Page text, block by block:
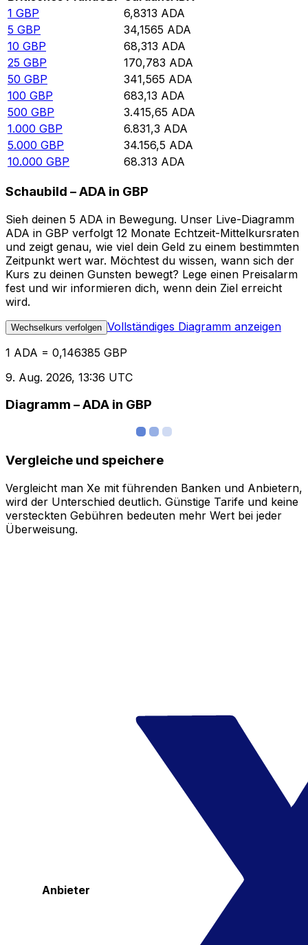
1 GBP 6,8313 ADA
5 GBP 34,1565 ADA
10 GBP 68,313 ADA
25 GBP 170,783 ADA
50 GBP 341,565 ADA
100 GBP 683,13 ADA
500 GBP 3.415,65 ADA
1.000 GBP 6.831,3 ADA
5.000 GBP 34.156,5 ADA
10.000 GBP 68.313 ADA
Schaubild – ADA in GBP
Sieh deinen 5 ADA in Bewegung. Unser Live-Diagramm
ADA in GBP verfolgt 12 Monate Echtzeit-Mittelkursraten
und zeigt genau, wie viel dein Geld zu einem bestimmten
Zeitpunkt wert war. Möchtest du wissen, wann sich der
Kurs zu deinen Gunsten bewegt? Lege einen Preisalarm
fest und wir informieren dich, wenn dein Ziel erreicht
wird.
Wechselkurs verfolgen Vollständiges Diagramm anzeigen
1 ADA = 0,146385 GBP
9. Aug. 2026, 13:36 UTC
Diagramm – ADA in GBP
Vergleiche und speichere
Vergleicht man Xe mit führenden Banken und Anbietern,
wird der Unterschied deutlich. Günstige Tarife und keine
versteckten Gebühren bedeuten mehr Wert bei jeder
Überweisung.
Anbieter